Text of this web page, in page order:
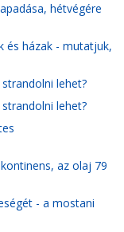
hétvégére
és házak - mutatjuk,
lehet?
lehet?
az olaj 79
- a mostani